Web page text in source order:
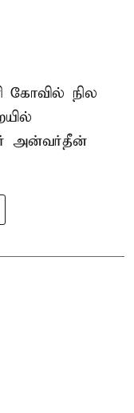
கோவில் நில
அன்வர்தீன்